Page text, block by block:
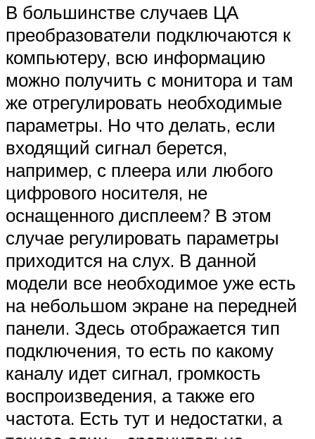
В большинстве случаев ЦА
преобразователи подключаются к
компьютеру, всю информацию
можно получить с монитора и там
же отрегулировать необходимые
параметры. Но что делать, если
входящий сигнал берется,
например, с плеера или любого
цифрового носителя, не
оснащенного дисплеем? В этом
случае регулировать параметры
приходится на слух. В данной
модели все необходимое уже есть
на небольшом экране на передней
панели. Здесь отображается тип
подключения, то есть по какому
каналу идет сигнал, громкость
воспроизведения, а также его
частота. Есть тут и недостатки, а